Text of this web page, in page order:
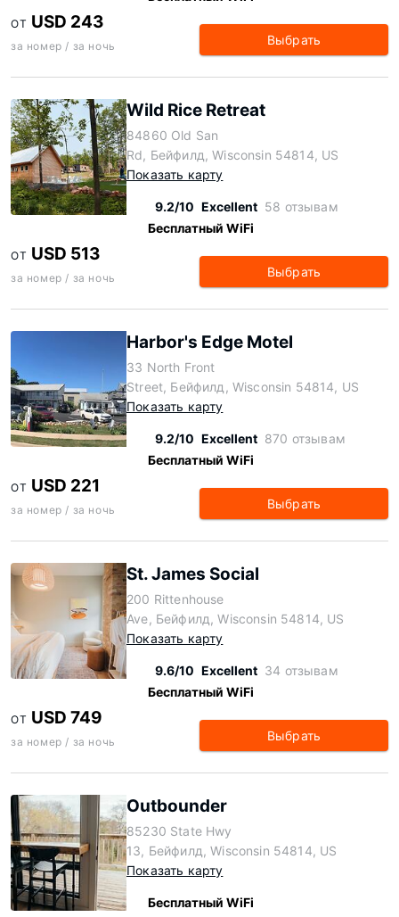
ОТ USD 243
за номер / за ночь Выбрать
Wild Rice Retreat
84860 Old San
Rd, Бейфилд, Wisconsin 54814, US
Показать карту
9.2/10 Excellent 58 отзывам
Бесплатный WiFi
ОТ USD 513
за номер / за ночь Выбрать
Harbor's Edge Motel
33 North Front
Street, Бейфилд, Wisconsin 54814, US
Показать карту
9.2/10 Excellent 870 отзывам
Бесплатный WiFi
ОТ USD 221
за номер / за ночь Выбрать
St. James Social
200 Rittenhouse
Ave, Бейфилд, Wisconsin 54814, US
Показать карту
9.6/10 Excellent 34 отзывам
Бесплатный WiFi
ОТ USD 749
за номер / за ночь Выбрать
Outbounder
85230 State Hwy
13, Бейфилд, Wisconsin 54814, US
Показать карту
Бесплатный WiFi